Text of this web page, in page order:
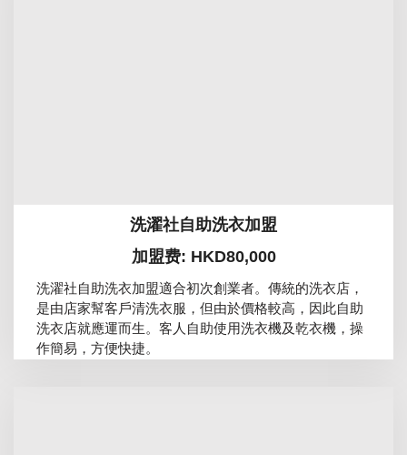
洗濯社自助洗衣加盟
加盟费: HKD80,000
洗濯社自助洗衣加盟適合初次創業者。傳統的洗衣店，
是由店家幫客戶清洗衣服，但由於價格較高，因此自助
洗衣店就應運而生。客人自助使用洗衣機及乾衣機，操
作簡易，方便快捷。